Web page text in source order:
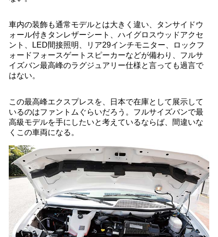
車内の装飾も通常モデルとは大きく違い、タンサイドウ
ォール付きタンレザーシート、ハイグロスウッドアクセ
ント、LED間接照明、リア29インチモニター、ロックフ
ォードフォースゲートスピーカーなどが備わり、フルサ
イズバン最高峰のラグジュアリー仕様と言っても過言で
はない。
この最高峰エクスプレスを、日本で在庫として展示して
いるのはファントムぐらいだろう。フルサイズバンで最
高級モデルを手にしたいと考えているならば、間違いな
くこの車両になる。